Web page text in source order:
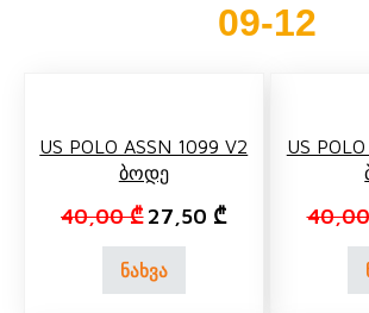
ერგონომიული სავარძლები
მატრასი, თეთრეული
ნატურალური შალის პროდუქცია
09-12
US POLO ASSN 1099 V2
Ბოდე
40,00₾ Original price was:
27,50 ₾Current price
ნახვა
US